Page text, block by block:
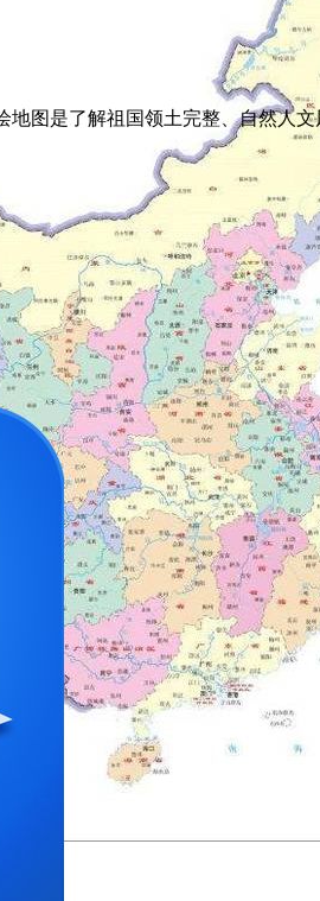
图是了解祖国领土完整、自然人